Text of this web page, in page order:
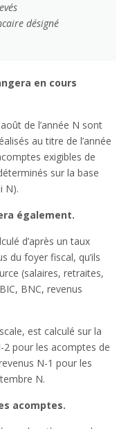
désigné
en cours
de l’année N sont
au titre de l’année
exigibles de
sur la base
N).
également.
d’après un taux
du foyer fiscal, qu’ils
(salaires, retraites,
BNC, revenus
est calculé sur la
pour les acomptes de
N-1 pour les
N.
acomptes.